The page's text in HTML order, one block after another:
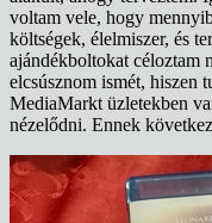
voltam vele, hogy
költségek, élelmiszer, és
ajándékboltokat céloztam
elcsúsznom ismét, hiszen
MediaMarkt üzletekben
nézelődni. Ennek